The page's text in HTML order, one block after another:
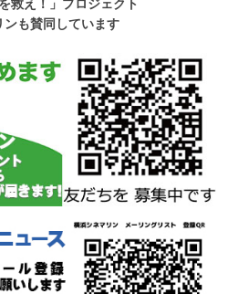
救え！」プロジェクト
ンも賛同しています